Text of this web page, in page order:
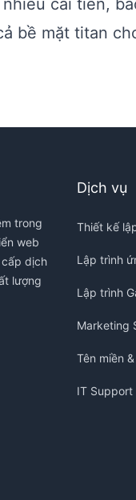
bề mặt titan
trong
web
dịch
lượng
Dịch vụ
Thiết kế
Lập trình
Lập trình
Marketing
Tên miền
IT Support